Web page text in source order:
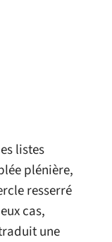
listes
plénière,
resserré
cas,
une